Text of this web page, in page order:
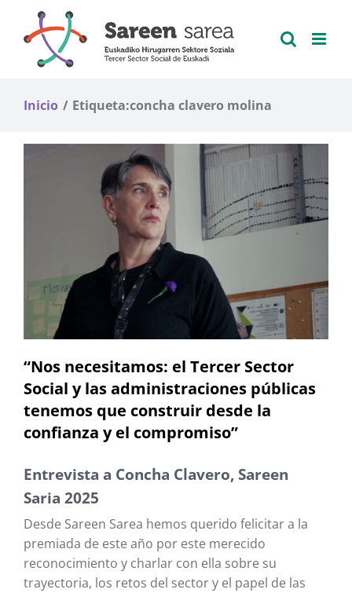
contenido
Inicio Etiqueta:concha clavero molina
“Nos necesitamos: el Tercer Sector
Social y las administraciones públicas
tenemos que construir desde la
confianza y el compromiso”
Entrevista a Concha Clavero, Sareen
Saria 2025
Desde Sareen Sarea hemos querido felicitar a la
premiada de este año por este merecido
reconocimiento y charlar con ella sobre su
trayectoria, los retos del sector y el papel de las